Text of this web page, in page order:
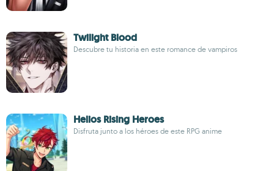
Twilight Blood
Descubre tu historia en este romance de vampiros
Helios Rising Heroes
Disfruta junto a los héroes de este RPG anime